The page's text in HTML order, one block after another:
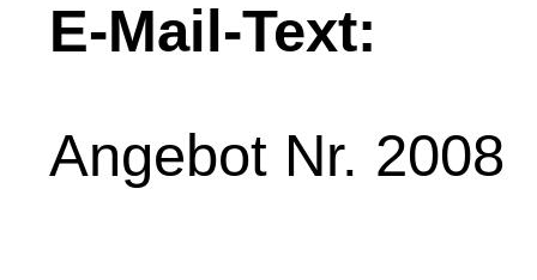
E-Mail-Text:
Angebot Nr. 2008